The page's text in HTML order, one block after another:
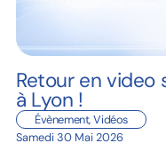
Retour en video
à Lyon !
Samedi 30 Mai 2026
Évènement,Vidéos